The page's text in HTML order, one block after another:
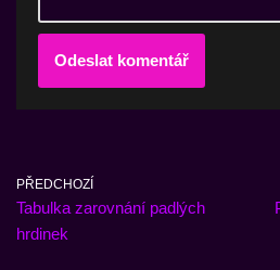
PŘEDCHOZÍ
Tabulka zarovnání padlých
hrdinek